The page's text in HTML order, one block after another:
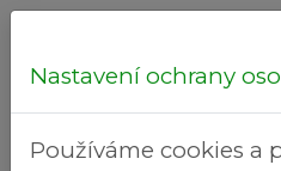
Hledej...
Nastavení ochrany
Používáme cookies a